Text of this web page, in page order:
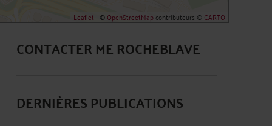
Leaflet | ©OpenStreetMapcontributeurs ©CARTO
CONTACTER ME ROCHEBLAVE
DERNIÈRES PUBLICATIONS